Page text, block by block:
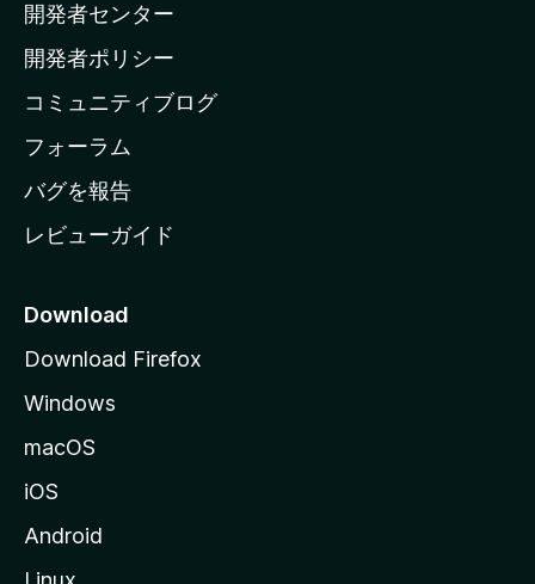
ー
ム
ー
ジ
へ
開発者センター
開発者ポリシー
コミュニティブログ
フォーラム
バグを報告
レビューガイド
Download
Download Firefox
Windows
macOS
iOS
Android